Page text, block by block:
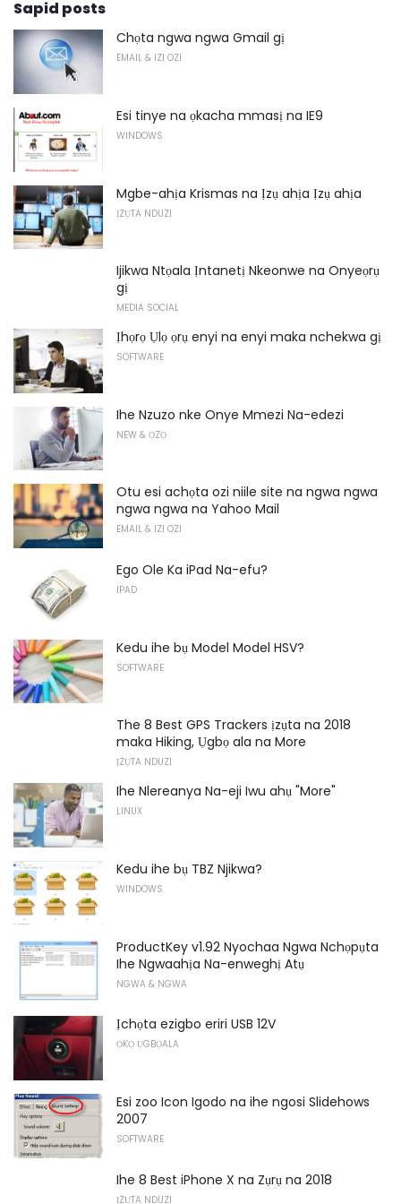
Sapid posts
Chọta ngwa ngwa Gmail gị
EMAIL & IZI OZI
Esi tinye na ọkacha mmasị na IE9
WINDOWS
Mgbe-ahịa Krismas na Ịzụ ahịa Ịzụ ahịa
ỊZỤTA NDUZI
Ijikwa Ntọala Ịntanetị Nkeonwe na Onyeọrụ
gị
MEDIA SOCIAL
Ịhọrọ Ụlọ ọrụ enyi na enyi maka nchekwa gị
SOFTWARE
Ihe Nzuzo nke Onye Mmezi Na-edezi
NEW & ỌZỌ
Otu esi achọta ozi niile site na ngwa ngwa
ngwa ngwa na Yahoo Mail
EMAIL & IZI OZI
Ego Ole Ka iPad Na-efu?
IPAD
Kedu ihe bụ Model Model HSV?
SOFTWARE
The 8 Best GPS Trackers ịzụta na 2018
maka Hiking, Ụgbọ ala na More
ỊZỤTA NDUZI
Ihe Nlereanya Na-eji Iwu ahụ "More"
LINUX
Kedu ihe bụ TBZ Njikwa?
WINDOWS
ProductKey v1.92 Nyochaa Ngwa Nchọpụta
Ihe Ngwaahịa Na-enweghị Atụ
NGWA & NGWA
Ịchọta ezigbo eriri USB 12V
ỌKỌ ỤGBỌALA
Esi zoo Icon Igodo na ihe ngosi Slidehows
2007
SOFTWARE
Ihe 8 Best iPhone X na Zụrụ na 2018
ỊZỤTA NDUZI